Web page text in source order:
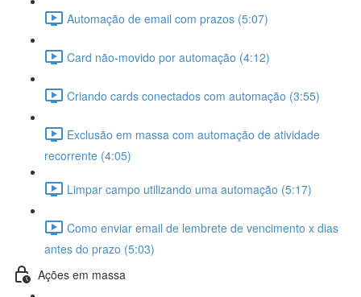
Automação de email com prazos (5:07)
Card não-movido por automação (4:12)
Criando cards conectados com automação (3:55)
Exclusão em massa com automação de atividade
recorrente (4:05)
Limpar campo utilizando uma automação (5:17)
Como enviar email de lembrete de vencimento x dias
antes do prazo (5:03)
Ações em massa